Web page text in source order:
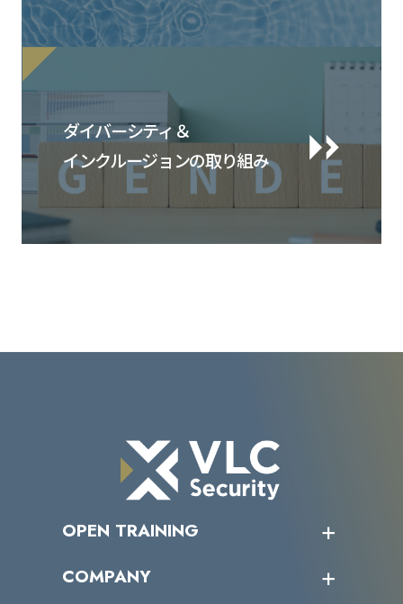
ダイバーシティ＆
インクルージョンの取り組み
OPEN TRAINING
受講者の声
COMPANY